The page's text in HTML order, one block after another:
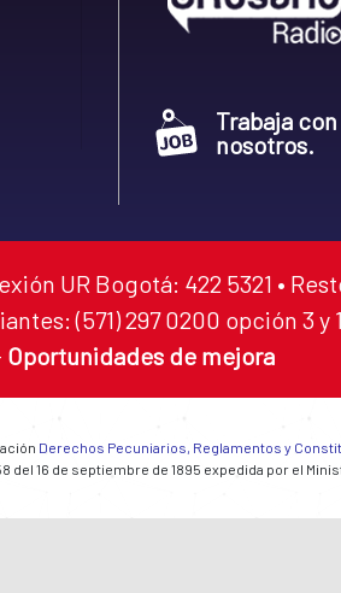
Trabaja con
nosotros.
UR Bogotá: 422 5321 •
(571) 297 0200 opción 3 y
Oportunidades de mejora
Derechos Pecuniarios, Reglamentos y
16 de septiembre de 1895 expedida por el